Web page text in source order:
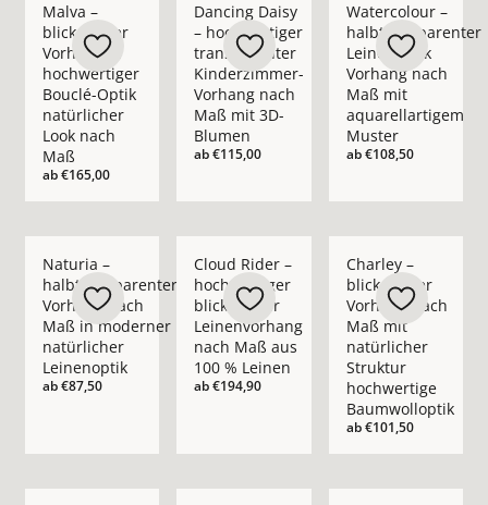
Malva –
blickdichter
Vorhang in
hochwertiger
Bouclé-Optik
natürlicher
Look nach
Maß
ab€165,00
Dancing Daisy
– hochwertiger
transparenter
Kinderzimmer-
Vorhang nach
Maß mit 3D-
Blumen
ab€115,00
Watercolour –
halbtransparenter
Leinenoptik
Vorhang nach
Maß mit
aquarellartigem
Muster
ab€108,50
Naturia –
halbtransparenter
Vorhang nach
Maß in moderner
natürlicher
Leinenoptik
ab€87,50
Cloud Rider –
hochwertiger
blickdichter
Leinenvorhang
nach Maß aus
100 % Leinen
ab€194,90
Charley –
blickdichter
Vorhang nach
Maß mit
natürlicher
Struktur
hochwertige
Baumwolloptik
ab€101,50